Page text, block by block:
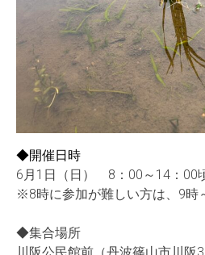
◆開催日時
6月1日（日） 8：00～14：00
※8時に参加が難しい方は、9時
◆集合場所